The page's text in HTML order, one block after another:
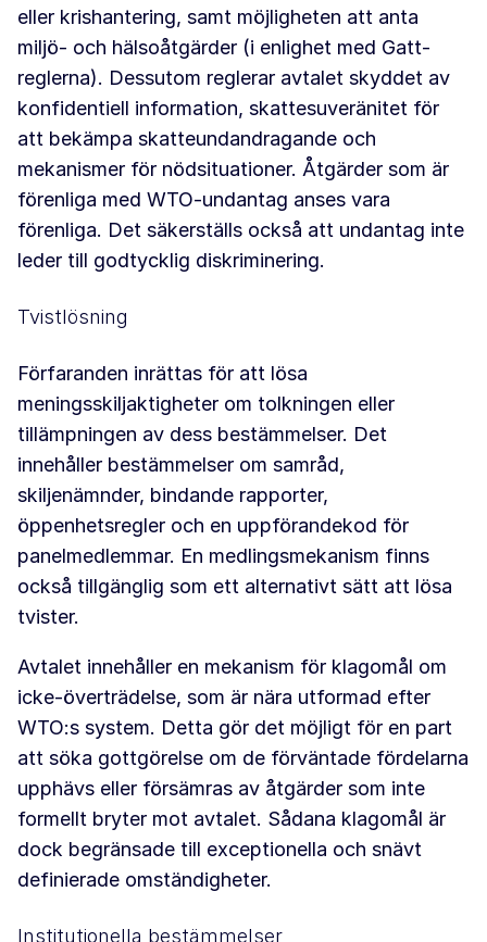
eller krishantering, samt möjligheten att anta
miljö- och hälsoåtgärder (i enlighet med Gatt-
reglerna). Dessutom reglerar avtalet skyddet av
konfidentiell information, skattesuveränitet för
att bekämpa skatteundandragande och
mekanismer för nödsituationer. Åtgärder som är
förenliga med WTO-undantag anses vara
förenliga. Det säkerställs också att undantag inte
leder till godtycklig diskriminering.
Tvistlösning
Förfaranden inrättas för att lösa
meningsskiljaktigheter om tolkningen eller
tillämpningen av dess bestämmelser. Det
innehåller bestämmelser om samråd,
skiljenämnder, bindande rapporter,
öppenhetsregler och en uppförandekod för
panelmedlemmar. En medlingsmekanism finns
också tillgänglig som ett alternativt sätt att lösa
tvister.
Avtalet innehåller en mekanism för klagomål om
icke-överträdelse, som är nära utformad efter
WTO:s system. Detta gör det möjligt för en part
att söka gottgörelse om de förväntade fördelarna
upphävs eller försämras av åtgärder som inte
formellt bryter mot avtalet. Sådana klagomål är
dock begränsade till exceptionella och snävt
definierade omständigheter.
Institutionella bestämmelser